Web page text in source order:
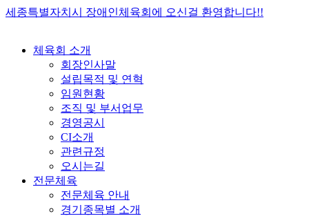
콘
세종특별자치시 장애인체육회에 오신걸 환영합니다!!
체육회 소개
회장인사말
설립목적 및 연혁
임원현황
조직 및 부서업무
경영공시
CI소개
관련규정
오시는길
전문체육
전문체육 안내
경기종목별 소개